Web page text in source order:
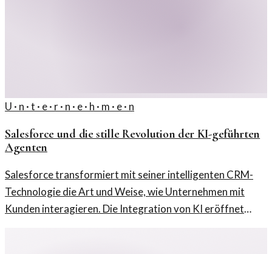
U · n · t · e · r · n · e · h · m · e · n
Salesforce und die stille Revolution der KI-geführten
Agenten
Salesforce transformiert mit seiner intelligenten CRM-
Technologie die Art und Weise, wie Unternehmen mit
Kunden interagieren. Die Integration von KI eröffnet